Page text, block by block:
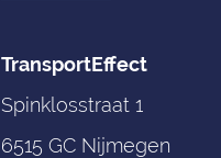
TransportEffect
Spinklosstraat 1
6515 GC Nijmegen